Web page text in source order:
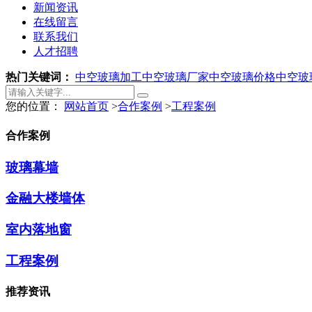
新闻资讯
在线留言
联系我们
人才招聘
热门关键词： 中空玻璃加工中空玻璃厂家中空玻璃价格中空玻
您的位置： 网站首页 >合作案例 >工程案例
合作案例
玻璃幕墙
金融大楼墙体
室内落地窗
工程案例
推荐资讯